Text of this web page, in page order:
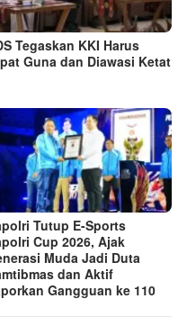
Tegaskan KKI Harus
Guna dan Diawasi Ketat
Tutup E-Sports
Cup 2026, Ajak
Muda Jadi Duta
dan Aktif
Gangguan ke 110